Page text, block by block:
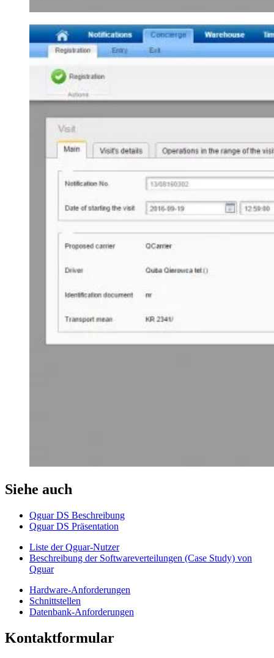
Siehe auch
Qguar DS Beschreibung
Qguar DS Präsentation
Liste der Qguar-Nutzer
Beschreibung der Softwareverteilungen (Case Study) von
Qguar
Hardware-Anforderungen
Schnittstellen
Datenbank-Anforderungen
Kontaktformular